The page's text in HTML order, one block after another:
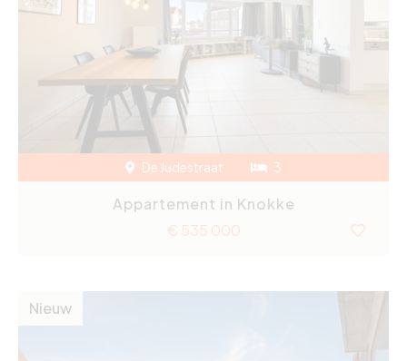
De Judestraat 3
Appartement in Knokke
€ 535 000
Nieuw